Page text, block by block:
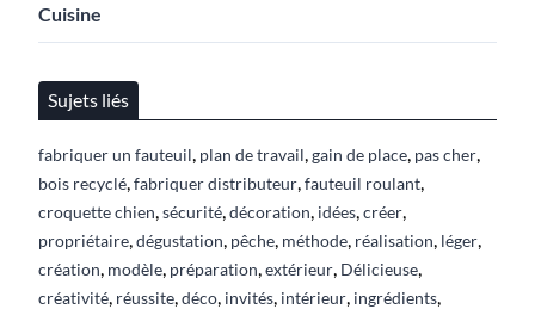
Cuisine
Sujets liés
fabriquer un fauteuil, plan de travail,gain de place, pas cher,
bois recyclé,fabriquer distributeur,fauteuil roulant,
croquette chien,sécurité,décoration, idées,créer,
propriétaire,dégustation, pêche, méthode, réalisation, léger,
création, modèle, préparation,extérieur, Délicieuse,
créativité, réussite,déco, invités, intérieur, ingrédients,